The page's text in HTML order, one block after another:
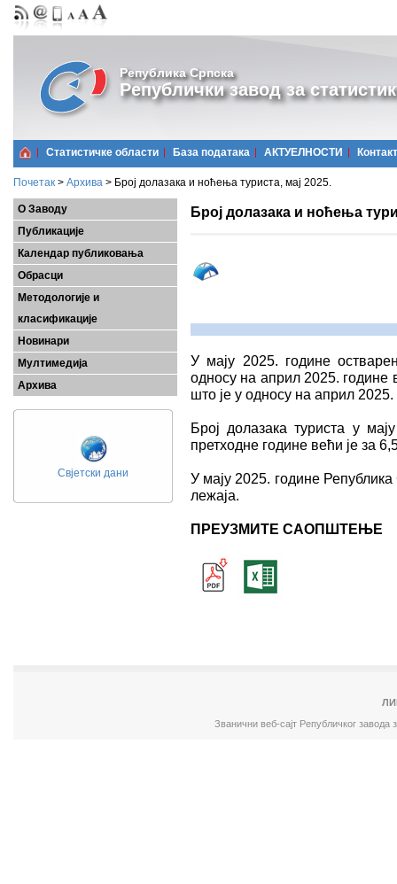
Република Српска
Републички завод за
Статистичке области Базa података АКТУЕЛНОСТИ Контакт
Почетак > Архива > Број долазака и ноћења туриста, мај 2025.
О Заводу
Публикације
Календар публиковања
Обрасци
Методологије и
класификације
Новинари
Мултимедија
Архива
Свјетски дани
Број долазака и ноћења
У мају 2025. године
односу на април 2025.
што је у односу на април
Број долазака туриста у
претходне године већи је за
У мају 2025. године
лежаја.
ПРЕУЗМИТЕ САОПШТЕЊЕ
Званични веб-сајт Републичког